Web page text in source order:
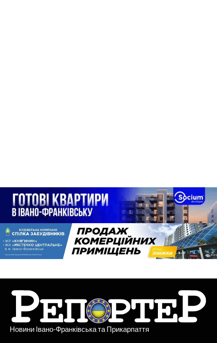
Новини Івано-Франківська та Прикарпаття